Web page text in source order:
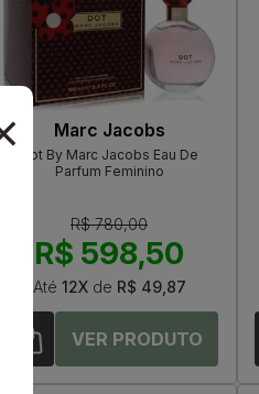
Marc Jacobs
Dot By Marc Jacobs Eau De
Parfum Feminino
R$ 780,00
R$ 598,50
Até 12Xde R$ 49,87